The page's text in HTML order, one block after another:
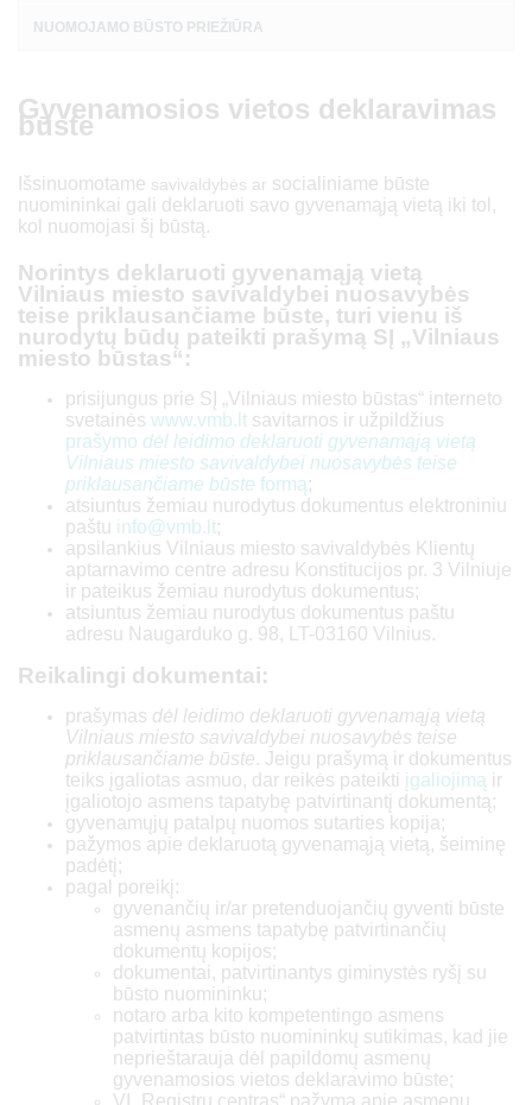
NUOMOJAMO BŪSTO PRIEŽIŪRA
Gyvenamosios vietos deklaravimas
būste
Išsinuomotame savivaldybės ar socialiniame būste
nuomininkai gali deklaruoti savo gyvenamąją vietą iki tol,
kol nuomojasi šį būstą.
Norintys deklaruoti gyvenamąją vietą
Vilniaus miesto savivaldybei nuosavybės
teise priklausančiame būste, turi vienu iš
nurodytų būdų pateikti prašymą SĮ „Vilniaus
miesto būstas“:
prisijungus prie SĮ „Vilniaus miesto būstas“ interneto
svetainės www.vmb.lt savitarnos ir užpildžius
prašymo dėl leidimo deklaruoti gyvenamąją vietą
Vilniaus miesto savivaldybei nuosavybės teise
priklausančiame būste formą;
atsiuntus žemiau nurodytus dokumentus elektroniniu
paštu info@vmb.lt;
apsilankius Vilniaus miesto savivaldybės Klientų
aptarnavimo centre adresu Konstitucijos pr. 3 Vilniuje
ir pateikus žemiau nurodytus dokumentus;
atsiuntus žemiau nurodytus dokumentus paštu
adresu Naugarduko g. 98, LT-03160 Vilnius.
Reikalingi dokumentai:
prašymas dėl leidimo deklaruoti gyvenamąją vietą
Vilniaus miesto savivaldybei nuosavybės teise
priklausančiame būste. Jeigu prašymą ir dokumentus
teiks įgaliotas asmuo, dar reikės pateikti įgaliojimą ir
įgaliotojo asmens tapatybę patvirtinantį dokumentą;
gyvenamųjų patalpų nuomos sutarties kopija;
pažymos apie deklaruotą gyvenamąją vietą, šeiminę
padėtį;
pagal poreikį:
gyvenančių ir/ar pretenduojančių gyventi būste
asmenų asmens tapatybę patvirtinančių
dokumentų kopijos;
dokumentai, patvirtinantys giminystės ryšį su
būsto nuomininku;
notaro arba kito kompetentingo asmens
patvirtintas būsto nuomininkų sutikimas, kad jie
neprieštarauja dėl papildomų asmenų
gyvenamosios vietos deklaravimo būste;